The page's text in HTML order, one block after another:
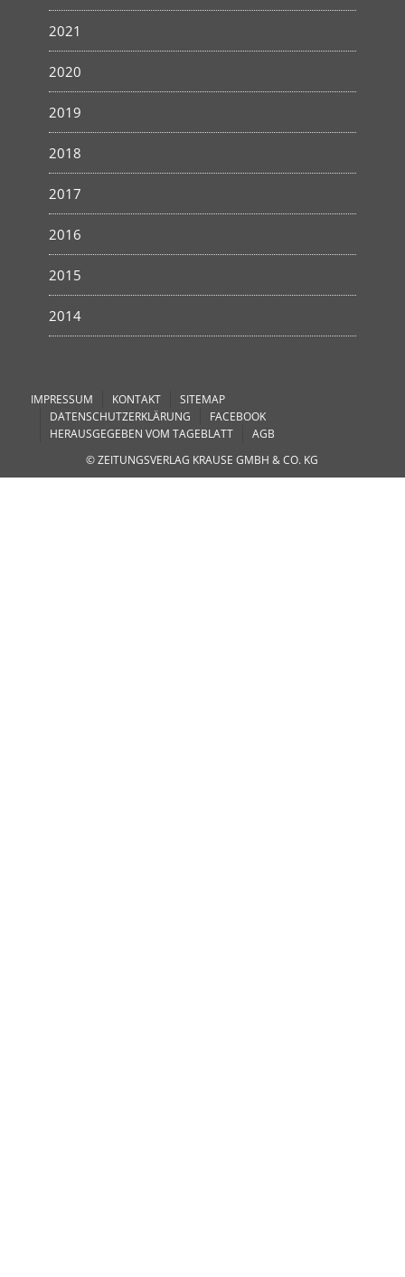
2021
2020
2019
2018
2017
2016
2015
2014
IMPRESSUM KONTAKT
SITEMAP
DATENSCHUTZERKLÄRUNG
FACEBOOK
HERAUSGEGEBEN VOM TAGEBLATT
AGB
© ZEITUNGSVERLAG KRAUSE GMBH & CO. KG